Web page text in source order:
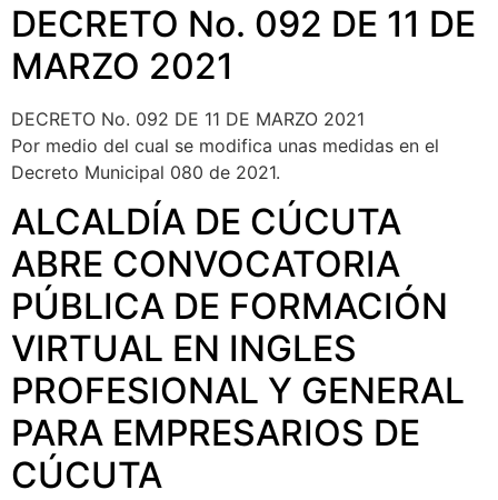
DECRETO No. 092 DE 11 DE
MARZO 2021
DECRETO No. 092 DE 11 DE MARZO 2021
Por medio del cual se modifica unas medidas en el
Decreto Municipal 080 de 2021.
ALCALDÍA DE CÚCUTA
ABRE CONVOCATORIA
PÚBLICA DE FORMACIÓN
VIRTUAL EN INGLES
PROFESIONAL Y GENERAL
PARA EMPRESARIOS DE
CÚCUTA